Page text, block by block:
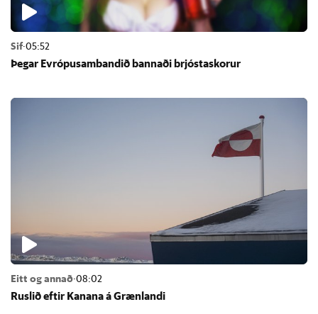
Sif·05:52
Þeg­ar Evr­ópu­sam­band­ið bann­aði brjósta­skor­ur
Eitt og annað·08:02
Rusl­ið eft­ir Kan­ana á Græn­landi